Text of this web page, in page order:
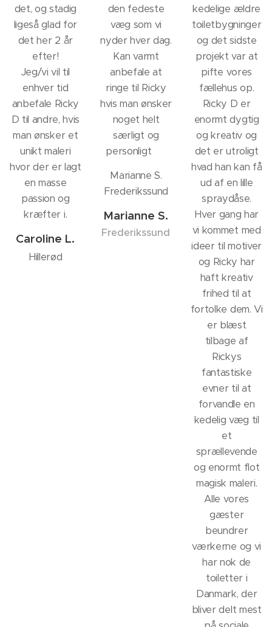
det, og stadig
ligeså glad for
det her 2 år
efter!
Jeg/vi vil til
enhver tid
anbefale Ricky
D til andre, hvis
man ønsker et
unikt maleri
hvor der er lagt
en masse
passion og
kræfter i.
Caroline L.
Hillerød
den fedeste
væg som vi
nyder hver dag.
Kan varmt
anbefale at
ringe til Ricky
hvis man ønsker
noget helt
særligt og
personligt ❤️
Marianne S.
Frederikssund
Marianne S.
Frederikssund
kedelige ældre
toiletbygninger
og det sidste
projekt var at
pifte vores
fællehus op.
Ricky D er
enormt dygtig
og kreativ og
det er utroligt
hvad han kan få
ud af en lille
spraydåse.
Hver gang har
vi kommet med
ideer til motiver
og Ricky har
haft kreativ
frihed til at
fortolke dem. Vi
er blæst
tilbage af
Rickys
fantastiske
evner til at
forvandle en
kedelig væg til
et
sprællevende
og enormt flot
magisk maleri.
Alle vores
gæster
beundrer
værkerne og vi
har nok de
toiletter i
Danmark, der
bliver delt mest